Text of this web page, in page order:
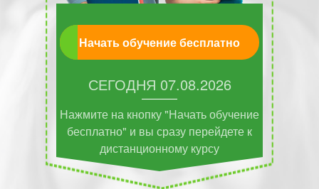
Начать обучение бесплатно
СЕГОДНЯ 07.08.2026
Нажмите на кнопку "Начать обучение
бесплатно" и вы сразу перейдете к
дистанционному курсу